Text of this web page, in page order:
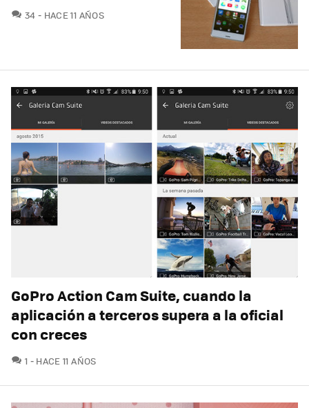
34 COMENTARIOS
HACE 11 AÑOS
GoPro Action Cam Suite, cuando la
aplicación a terceros supera a la oficial
con creces
1 COMENTARIOS
HACE 11 AÑOS